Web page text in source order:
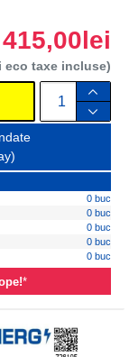
415,00lei
eco taxe incluse)
0 buc
0 buc
0 buc
0 buc
0 buc
*